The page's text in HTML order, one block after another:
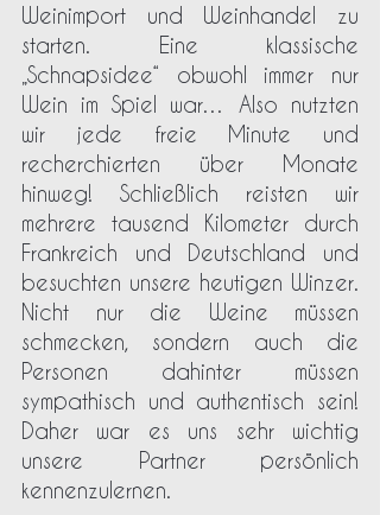
Weinimport und Weinhandel zu
starten. Eine klassische
„Schnapsidee“ obwohl immer nur
Wein im Spiel war… Also nutzten
wir jede freie Minute und
recherchierten über Monate
hinweg! Schließlich reisten wir
mehrere tausend Kilometer durch
Frankreich und Deutschland und
besuchten unsere heutigen Winzer.
Nicht nur die Weine müssen
schmecken, sondern auch die
Personen dahinter müssen
sympathisch und authentisch sein!
Daher war es uns sehr wichtig
unsere Partner persönlich
kennenzulernen.